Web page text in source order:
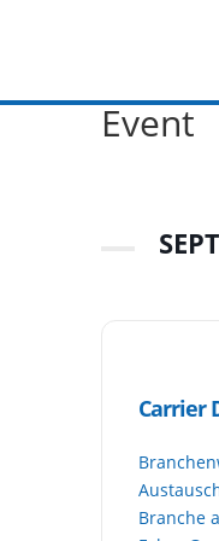
Event
Carrier
Branche